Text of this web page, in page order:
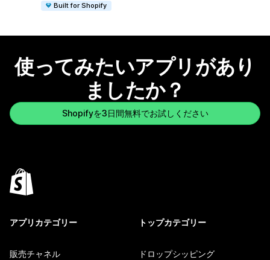
Built for Shopify
使ってみたいアプリがあり
ましたか？
Shopifyを3日間無料でお試しください
アプリカテゴリー
販売チャネル
トップカテゴリー
ドロップシッピング